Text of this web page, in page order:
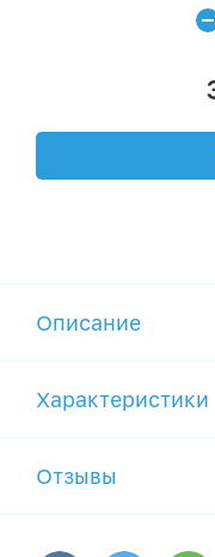
Описание
Характеристики
Отзывы